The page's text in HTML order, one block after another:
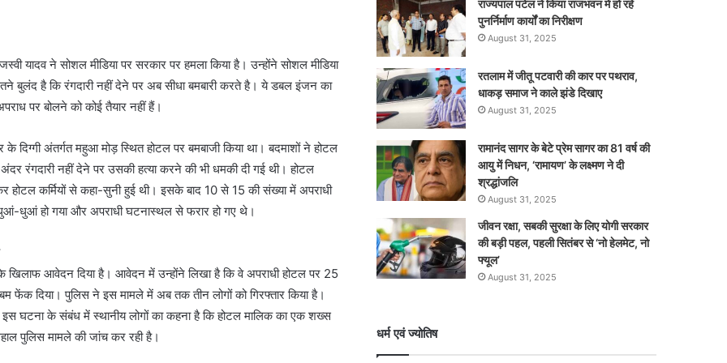
यादव ने सोशल मीडिया पर सरकार पर हमला किया है। उन्होंने सोशल मीडिया
बुलंद है कि रंगदारी नहीं देने पर अब सीधा बमबारी करते है। ये डबल इंजन का
पर बोलने को कोई तैयार नहीं हैं।
दिग्गी अंतर्गत महुआ मोड़ स्थित होटल पर बमबाजी किया था। बदमाशों ने होटल
रंगदारी नहीं देने पर उसकी हत्या करने की भी धमकी दी गई थी। होटल
कर्मियों से कहा-सुनी हुई थी। इसके बाद 10 से 15 की संख्या में अपराधी
धुआं हो गया और अपराधी घटनास्थल से फरार हो गए थे।
खिलाफ आवेदन दिया है। आवेदन में उन्होंने लिखा है कि वे अपराधी होटल पर 25
फेंक दिया। पुलिस ने इस मामले में अब तक तीन लोगों को गिरफ्तार किया है।
इस घटना के संबंध में स्थानीय लोगों का कहना है कि होटल मालिक का एक शख्स
पुलिस मामले की जांच कर रही है।
राज्यपाल पटेल ने किया राजभवन में हो रहे
पुनर्निर्माण कार्यों का निरीक्षण
August 31, 2025
रतलाम में जीतू पटवारी की कार पर पथराव,
धाकड़ समाज ने काले झंडे दिखाए
August 31, 2025
रामानंद सागर के बेटे प्रेम सागर का 81 वर्ष की
आयु में निधन, ‘रामायण’ के लक्ष्मण ने दी
श्रद्धांजलि
August 31, 2025
जीवन रक्षा, सबकी सुरक्षा के लिए योगी सरकार
की बड़ी पहल, पहली सितंबर से ‘नो हेलमेट, नो
फ्यूल’
August 31, 2025
धर्म एवं ज्योतिष